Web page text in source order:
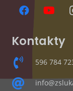
Kontakty
596 784